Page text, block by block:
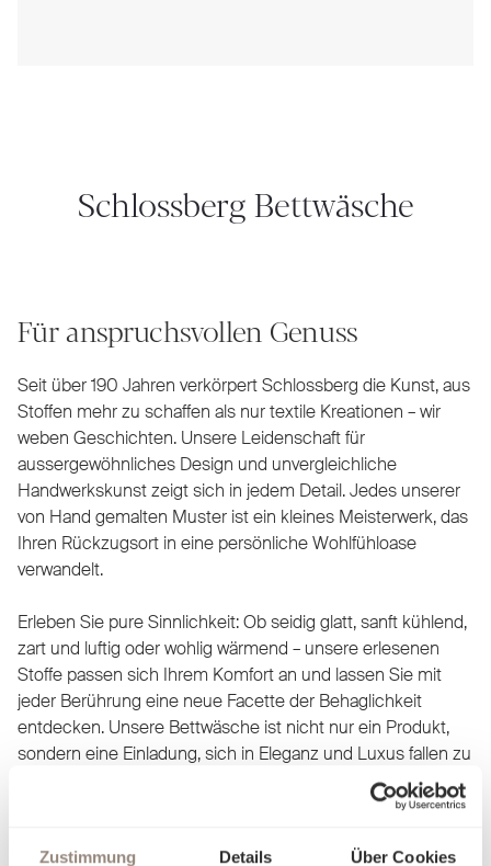
Zustimmung Details Über Cookies
Schlossberg Bettwäsche
Für anspruchsvollen Genuss
Seit über 190 Jahren verkörpert Schlossberg die Kunst, aus
Stoffen mehr zu schaffen als nur textile Kreationen – wir
weben Geschichten. Unsere Leidenschaft für
aussergewöhnliches Design und unvergleichliche
Handwerkskunst zeigt sich in jedem Detail. Jedes unserer
von Hand gemalten Muster ist ein kleines Meisterwerk, das
Ihren Rückzugsort in eine persönliche Wohlfühloase
verwandelt.
Erleben Sie pure Sinnlichkeit: Ob seidig glatt, sanft kühlend,
zart und luftig oder wohlig wärmend – unsere erlesenen
Stoffe passen sich Ihrem Komfort an und lassen Sie mit
jeder Berührung eine neue Facette der Behaglichkeit
entdecken. Unsere Bettwäsche ist nicht nur ein Produkt,
sondern eine Einladung, sich in Eleganz und Luxus fallen zu
lassen. Finden Sie heraus, worin Sie sich am besten
aufgehoben fühlen, und träumen Sie sich in Welten, die nur